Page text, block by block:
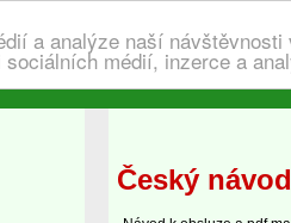
a analýze naší
médií, inzerce a
Český